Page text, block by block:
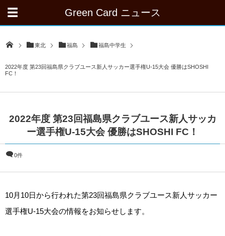
Green Card ニュース
東北 福島 福島中学生
2022年度 第23回福島県クラブユース新人サッカー選手権U-15大会 優勝はSHOSHI
FC！
2022年度 第23回福島県クラブユース新人サッカ
ー選手権U-15大会 優勝はSHOSHI FC！
0件
10月10日から行われた第23回福島県クラブユース新人サッカー
選手権U-15大会の情報をお知らせします。